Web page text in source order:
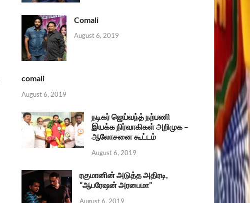
Comali
August 6, 2019
comali
August 6, 2019
நடிகர் ஜெய்வந்த் நற்பணி
இயக்க நிர்வாகிகள் அறிமுக –
ஆலோசனை கூட்டம்
August 6, 2019
ரகுமானின் அடுத்த அதிரடி,
“ஆபரேஷன் அரபைமா”
August 6, 2019